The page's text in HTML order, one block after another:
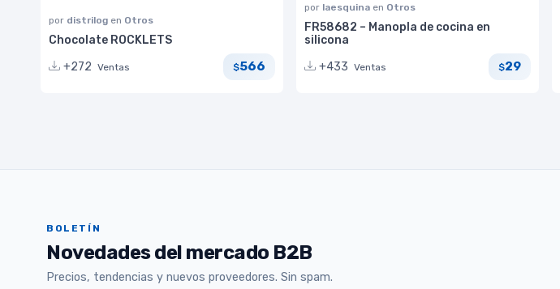
por distrilog en Otros
Chocolate ROCKLETS
+272 Ventas $566
por laesquina en Otros
FR58682 – Manopla de cocina en
silicona
+433 Ventas $29
BOLETÍN
Novedades del mercado B2B
Precios, tendencias y nuevos proveedores. Sin spam.